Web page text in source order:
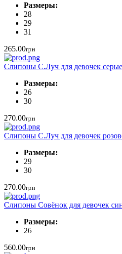
Размеры:
28
29
31
265.00грн
Слипоны С.Луч для девочек
Размеры:
26
30
270.00грн
Слипоны С.Луч для девочек
Размеры:
29
30
270.00грн
Слипоны Совёнок для девочек
Размеры:
26
560.00грн